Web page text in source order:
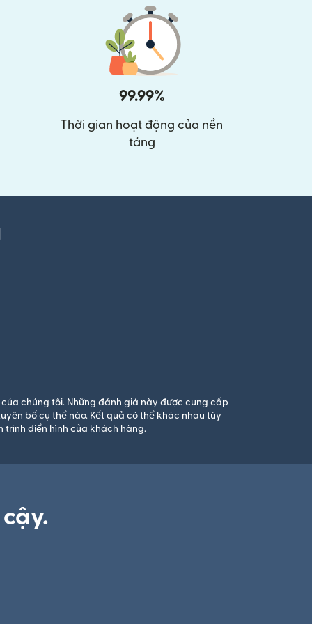
99.99%
Thời gian hoạt động của nền
tảng
chúng tôi. Những đánh giá này được cung cấp
bố cụ thể nào. Kết quả có thể khác nhau tùy
trình điển hình của khách hàng.